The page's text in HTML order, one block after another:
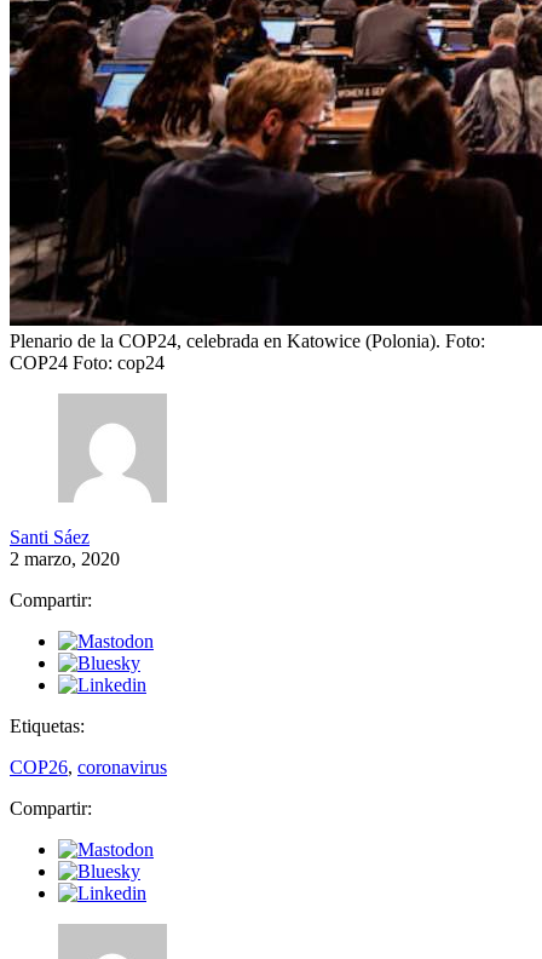
Plenario de la COP24, celebrada en Katowice (Polonia). Foto:
COP24 Foto: cop24
Santi Sáez
2 marzo, 2020
Compartir:
Etiquetas:
COP26, coronavirus
Compartir: